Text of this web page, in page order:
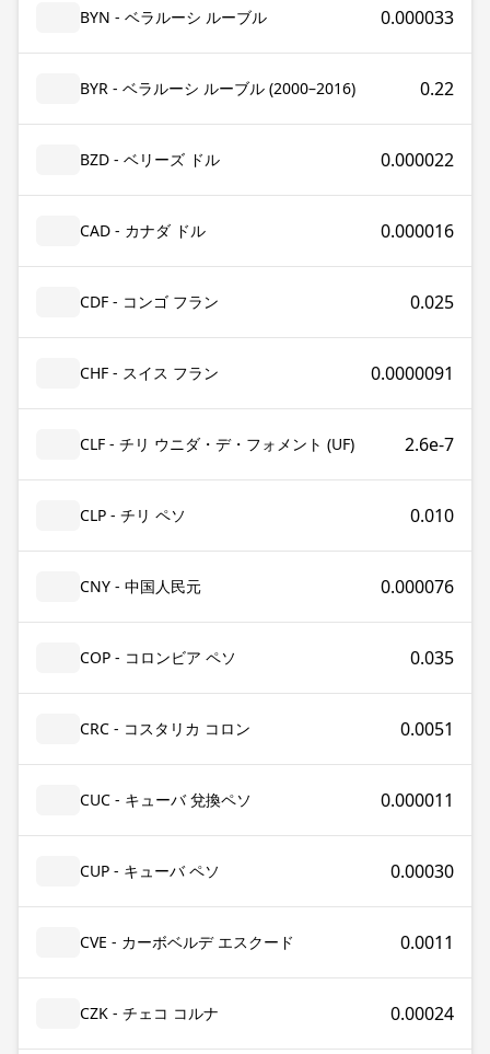
BYN - ベラルーシ ルーブル 0.000033
BYR - ベラルーシ ルーブル (2000–2016) 0.22
BZD - ベリーズ ドル 0.000022
CAD - カナダ ドル 0.000016
CDF - コンゴ フラン 0.025
CHF - スイス フラン 0.0000091
CLF - チリ ウニダ・デ・フォメント (UF) 2.6e-7
CLP - チリ ペソ 0.010
CNY - 中国人民元 0.000076
COP - コロンビア ペソ 0.035
CRC - コスタリカ コロン 0.0051
CUC - キューバ 兌換ペソ 0.000011
CUP - キューバ ペソ 0.00030
CVE - カーボベルデ エスクード 0.0011
CZK - チェコ コルナ 0.00024